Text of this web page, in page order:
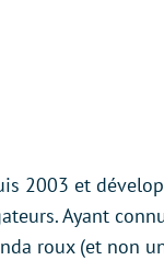
2003 et
Ayant
roux (et non